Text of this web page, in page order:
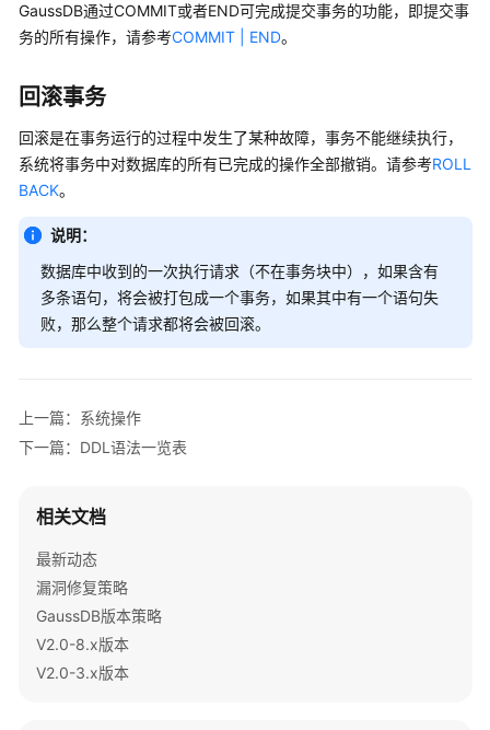
快
速
门
用
户
指
南
开
发
指
发
指
布
_V2.0-
10.x）
指
GaussDB通过COMMIT或者END可完成提交事务的功能，即提交事
务的所有操作，请参考COMMIT | END。
回滚事务
回滚是在事务运行的过程中发生了某种故障，事务不能继续执行，
系统将事务中对数据库的所有已完成的操作全部撤销。请参考ROLL
BACK。
说明：
数据库中收到的一次执行请求（不在事务块中），如果含有
多条语句，将会被打包成一个事务，如果其中有一个语句失
败，那么整个请求都将会被回滚。
上一篇：系统操作
下一篇：DDL语法一览表
相关文档
最新动态
漏洞修复策略
GaussDB版本策略
V2.0-8.x版本
V2.0-3.x版本